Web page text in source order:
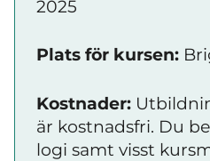
2025
Plats för kursen:
Kostnader:
är kostnadsfri. Du
logi samt visst